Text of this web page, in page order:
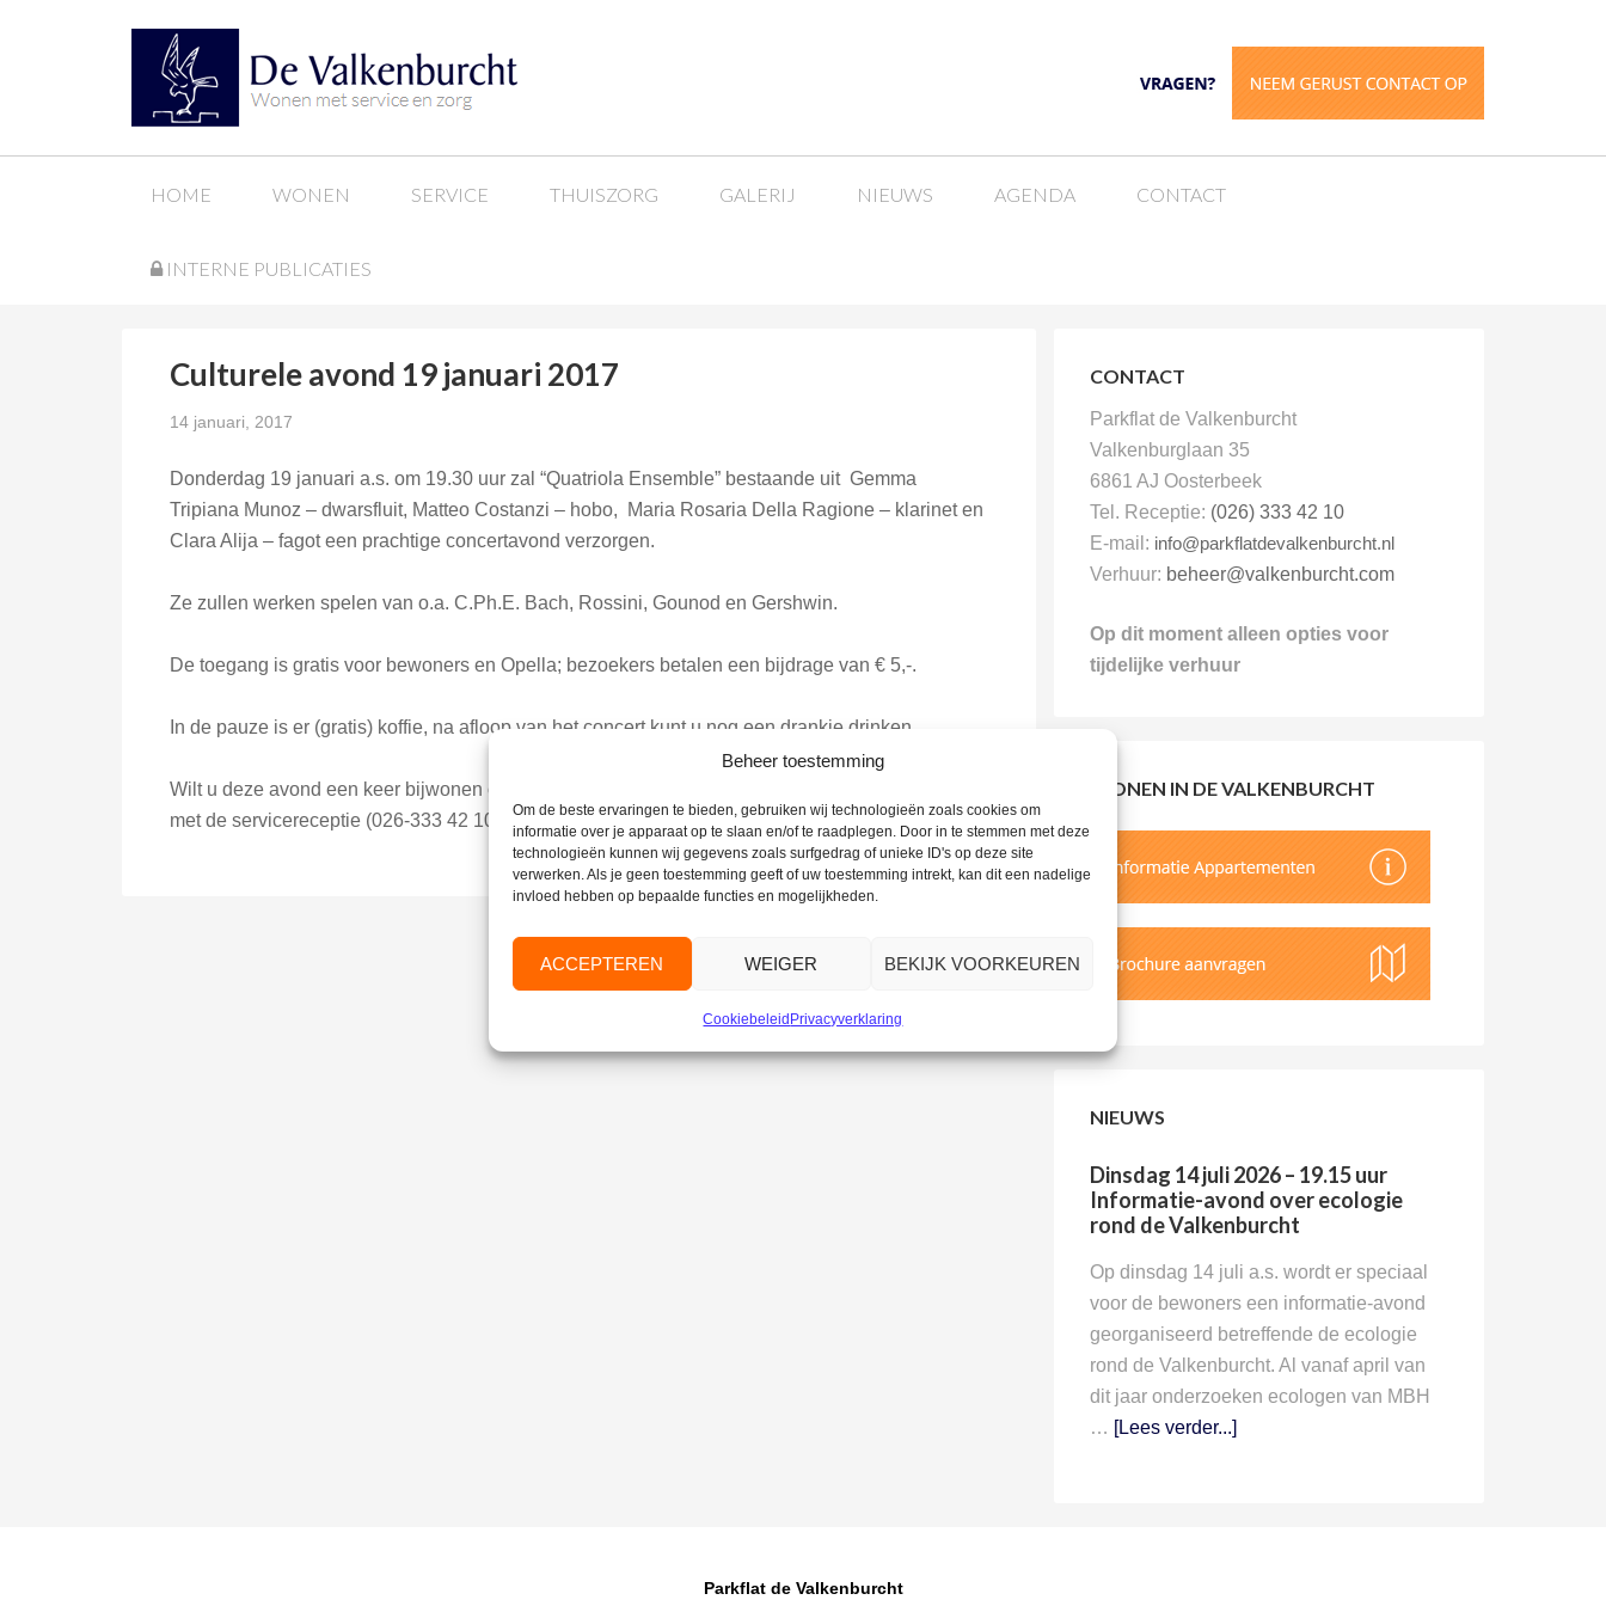
Beheer toestemming
Om de beste ervaringen te bieden, gebruiken wij technologieën zoals cookies om
informatie over je apparaat op te slaan en/of te raadplegen. Door in te stemmen met deze
technologieën kunnen wij gegevens zoals surfgedrag of unieke ID's op deze site
verwerken. Als je geen toestemming geeft of uw toestemming intrekt, kan dit een nadelige
invloed hebben op bepaalde functies en mogelijkheden.
ACCEPTEREN WEIGER BEKIJK VOORKEUREN
Cookiebeleid Privacyverklaring
HOME WONEN SERVICE THUISZORG GALERIJ NIEUWS AGENDA CONTACT
INTERNE PUBLICATIES
Culturele avond 19 januari 2017
14 januari, 2017
Donderdag 19 januari a.s. om 19.30 uur zal “Quatriola Ensemble” bestaande uit Gemma
Tripiana Munoz – dwarsfluit, Matteo Costanzi – hobo, Maria Rosaria Della Ragione – klarinet en
Clara Alija – fagot een prachtige concertavond verzorgen.
Ze zullen werken spelen van o.a. C.Ph.E. Bach, Rossini, Gounod en Gershwin.
De toegang is gratis voor bewoners en Opella; bezoekers betalen een bijdrage van € 5,-.
In de pauze is er (gratis) koffie, na afloop van het concert kunt u nog een drankje drinken.
Wilt u deze avond een keer bijwonen of wilt u nader informatie dan kunt u altijd contact opnemen
met de servicereceptie (026-333 42 10).
CONTACT
Parkflat de Valkenburcht
Valkenburglaan 35
6861 AJ Oosterbeek
Tel. Receptie: (026) 333 42 10
E-mail: info@parkflatdevalkenburcht.nl
Verhuur: beheer@valkenburcht.com
Op dit moment alleen opties voor
tijdelijke verhuur
WONEN IN DE VALKENBURCHT
NIEUWS
Dinsdag 14 juli 2026 – 19.15 uur
Informatie-avond over ecologie
rond de Valkenburcht
Op dinsdag 14 juli a.s. wordt er speciaal
voor de bewoners een informatie-avond
georganiseerd betreffende de ecologie
rond de Valkenburcht. Al vanaf april van
dit jaar onderzoeken ecologen van MBH
… [Lees verder...]
Parkflat de Valkenburcht